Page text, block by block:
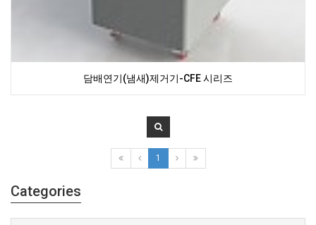
담배연기(냄새)제거기-CFE 시리즈
1
Categories